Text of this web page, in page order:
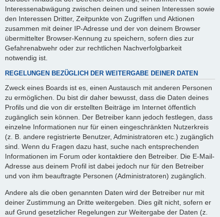
Interessenabwägung zwischen deinen und seinen Interessen sowie
den Interessen Dritter, Zeitpunkte von Zugriffen und Aktionen
zusammen mit deiner IP-Adresse und der von deinem Browser
übermittelter Browser-Kennung zu speichern, sofern dies zur
Gefahrenabwehr oder zur rechtlichen Nachverfolgbarkeit
notwendig ist.
REGELUNGEN BEZÜGLICH DER WEITERGABE DEINER DATEN
Zweck eines Boards ist es, einen Austausch mit anderen Personen
zu ermöglichen. Du bist dir daher bewusst, dass die Daten deines
Profils und die von dir erstellten Beiträge im Internet öffentlich
zugänglich sein können. Der Betreiber kann jedoch festlegen, dass
einzelne Informationen nur für einen eingeschränkten Nutzerkreis
(z. B. andere registrierte Benutzer, Administratoren etc.) zugänglich
sind. Wenn du Fragen dazu hast, suche nach entsprechenden
Informationen im Forum oder kontaktiere den Betreiber. Die E-Mail-
Adresse aus deinem Profil ist dabei jedoch nur für den Betreiber
und von ihm beauftragte Personen (Administratoren) zugänglich.
Andere als die oben genannten Daten wird der Betreiber nur mit
deiner Zustimmung an Dritte weitergeben. Dies gilt nicht, sofern er
auf Grund gesetzlicher Regelungen zur Weitergabe der Daten (z.